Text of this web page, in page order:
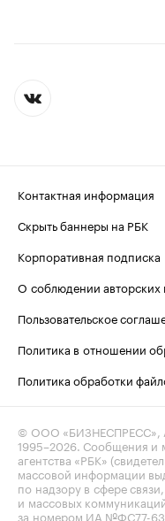
Контактная информация
Скрыть баннеры на РБК
Корпоративная подписка
О соблюдении авторских
Пользовательское
Политика в отношении
Политика обработки
© ООО «БИЗНЕСПРЕСС»,
1995–2026. Сообщения и
агентства «РБК»
массовой информации
по надзору в сфере
и массовых
за номером ИА №ФС77-